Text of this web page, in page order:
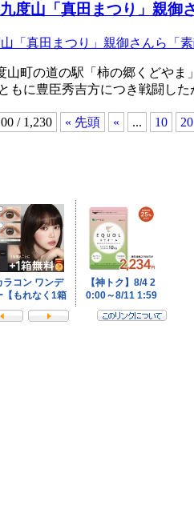
度山「真田まつり」親御
町の道の駅「柿の郷くどや
もに豊臣秀吉方につき戦闘し
/ 1,230 « 先頭 « ... 10 20